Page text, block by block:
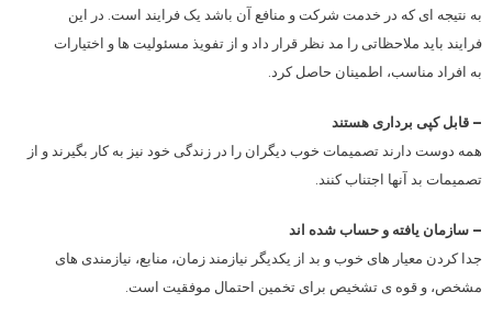
به نتیجه ای که در خدمت شرکت و منافع آن باشد یک فرایند است. در این
فرایند باید ملاحظاتی را مد نظر قرار داد و از تفویذ مسئولیت ها و اختیارات
به افراد مناسب، اطمینان حاصل کرد.
– قابل کپی برداری هستند
همه دوست دارند تصمیمات خوب دیگران را در زندگی خود نیز به کار بگیرند و از
تصمیمات بد آنها اجتناب کنند.
– سازمان یافته و حساب شده اند
جدا کردن معیار های خوب و بد از یکدیگر نیازمند زمان، منابع، نیازمندی های
مشخص، و قوه ی تشخیص برای تخمین احتمال موفقیت است.